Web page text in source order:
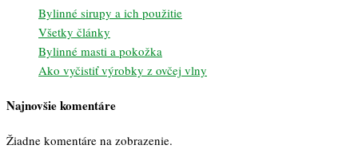
Bylinné sirupy a ich použitie
Všetky články
Bylinné masti a pokožka
Ako vyčistiť výrobky z ovčej vlny
Najnovšie komentáre
Žiadne komentáre na zobrazenie.